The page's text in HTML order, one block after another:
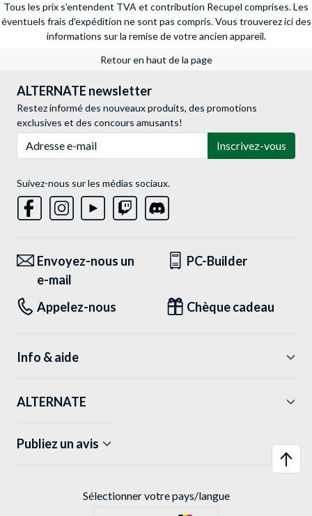
Tous les prix s'entendent TVA et contribution Recupel comprises. Les
éventuels frais d'expédition ne sont pas compris. Vous trouverez ici des
informations sur la remise de votre ancien appareil.
Retour en haut de la page
ALTERNATE newsletter
Restez informé des nouveaux produits, des promotions
exclusives et des concours amusants!
Inscrivez-vous
Suivez-nous sur les médias sociaux.
Envoyez-nous un
e-mail
PC-Builder
Appelez-nous Chèque cadeau
Info & aide
ALTERNATE
Publiez un avis
Sélectionner votre pays/langue